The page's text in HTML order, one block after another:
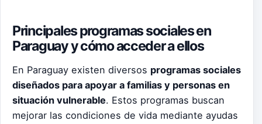
Principales programas sociales en
Paraguay y cómo acceder a ellos
En Paraguay existen diversos programas sociales
diseñados para apoyar a familias y personas en
situación vulnerable. Estos programas buscan
mejorar las condiciones de vida mediante ayudas